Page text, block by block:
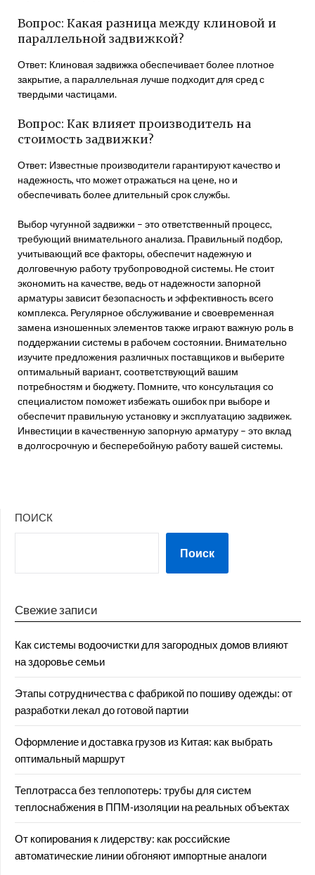
Вопрос: Какая разница между клиновой и
параллельной задвижкой?
Ответ: Клиновая задвижка обеспечивает более плотное
закрытие, а параллельная лучше подходит для сред с
твердыми частицами.
Вопрос: Как влияет производитель на
стоимость задвижки?
Ответ: Известные производители гарантируют качество и
надежность, что может отражаться на цене, но и
обеспечивать более длительный срок службы.
Выбор чугунной задвижки – это ответственный процесс,
требующий внимательного анализа. Правильный подбор,
учитывающий все факторы, обеспечит надежную и
долговечную работу трубопроводной системы. Не стоит
экономить на качестве, ведь от надежности запорной
арматуры зависит безопасность и эффективность всего
комплекса. Регулярное обслуживание и своевременная
замена изношенных элементов также играют важную роль в
поддержании системы в рабочем состоянии. Внимательно
изучите предложения различных поставщиков и выберите
оптимальный вариант, соответствующий вашим
потребностям и бюджету. Помните, что консультация со
специалистом поможет избежать ошибок при выборе и
обеспечит правильную установку и эксплуатацию задвижек.
Инвестиции в качественную запорную арматуру – это вклад
в долгосрочную и бесперебойную работу вашей системы.
ПОИСК
Поиск
Свежие записи
Как системы водоочистки для загородных домов влияют
на здоровье семьи
Этапы сотрудничества с фабрикой по пошиву одежды: от
разработки лекал до готовой партии
Оформление и доставка грузов из Китая: как выбрать
оптимальный маршрут
Теплотрасса без теплопотерь: трубы для систем
теплоснабжения в ППМ‑изоляции на реальных объектах
От копирования к лидерству: как российские
автоматические линии обгоняют импортные аналоги